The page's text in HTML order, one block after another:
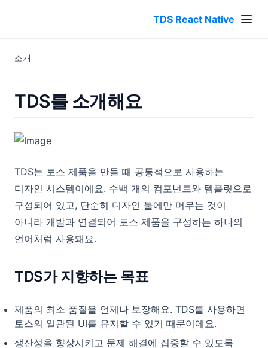
TDS React Native
Numeric Spinner
Progress Bar
Rating
Search Field
Segmented Control
Shadow
Skeleton
Stepper
Tab
Table Row
소개
TDS를 소개해요
TDS는 토스 제품을 만들 때 공통적으로 사용하는
디자인 시스템이에요. 수백 개의 컴포넌트와 템플릿으로
구성되어 있고, 단순히 디자인 툴에만 머무는 것이
아니라 개발과 연결되어 토스 제품을 구성하는 하나의
언어처럼 사용돼요.
TDS가 지향하는 목표
제품의 최소 품질을 언제나 보장해요. TDS를 사용하면
토스의 일관된 UI를 유지할 수 있기 때문이에요.
생산성을 향상시키고 문제 해결에 집중할 수 있도록